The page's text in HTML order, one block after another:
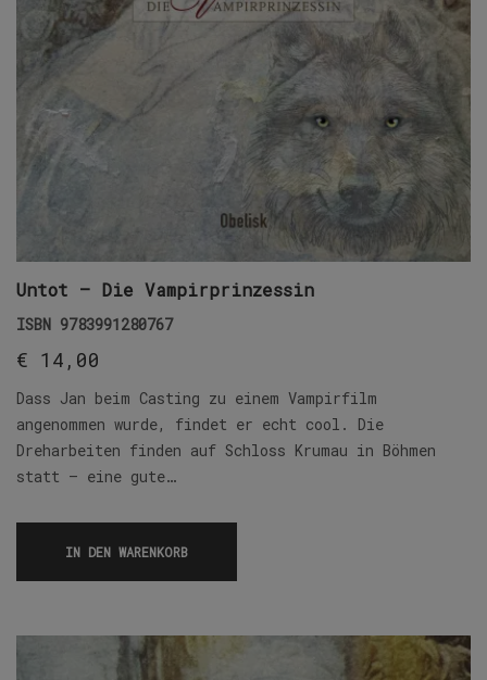
Untot – Die Vampirprinzessin
ISBN 9783991280767
€ 14,00
Dass Jan beim Casting zu einem Vampirfilm
angenommen wurde, findet er echt cool. Die
Dreharbeiten finden auf Schloss Krumau in Böhmen
statt – eine gute…
IN DEN WARENKORB